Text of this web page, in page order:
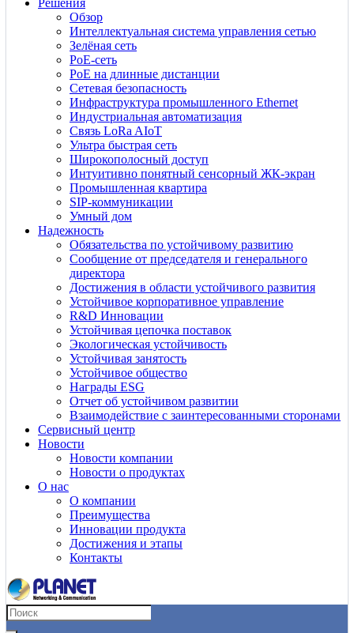
Решения
Обзор
Интеллектуальная система управления сетью
Зелёная сеть
PoE-сеть
PoE на длинные дистанции
Сетевая безопасность
Инфраструктура промышленного Ethernet
Индустриальная автоматизация
Связь LoRa AIoT
Ультра быстрая сеть
Широкополосный доступ
Интуитивно понятный сенсорный ЖК-экран
Промышленная квартира
SIP-коммуникации
Умный дом
Надежность
Обязательства по устойчивому развитию
Сообщение от председателя и генерального
директора
Достижения в области устойчивого развития
Устойчивое корпоративное управление
R&D Инновации
Устойчивая цепочка поставок
Экологическая устойчивость
Устойчивая занятость
Устойчивое общество
Награды ESG
Отчет об устойчивом развитии
Взаимодействие с заинтересованными сторонами
Сервисный центр
Новости
Новости компании
Новости о продуктах
О нас
О компании
Преимущества
Инновации продукта
Достижения и этапы
Контакты